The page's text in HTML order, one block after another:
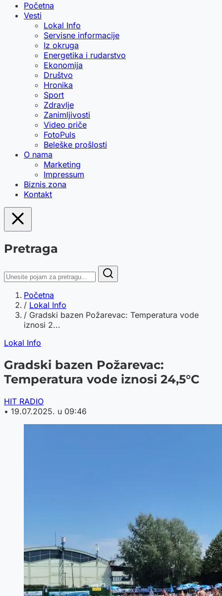
Početna
Vesti
Lokal Info
Servisne informacije
Iz okruga
Energetika i rudarstvo
Ekonomija
Društvo
Hronika
Sport
Zdravlje
Zanimljivosti
Video priče
FotoPuls
Beleške prošlosti
O nama
Marketing
Impressum
Biznis zona
Kontakt
Pretraga
Početna
/ Lokal Info
/ Gradski bazen Požarevac: Temperatura vode
iznosi 2...
Lokal Info
Gradski bazen Požarevac:
Temperatura vode iznosi 24,5°C
HIT RADIO
• 19.07.2025. u 09:46